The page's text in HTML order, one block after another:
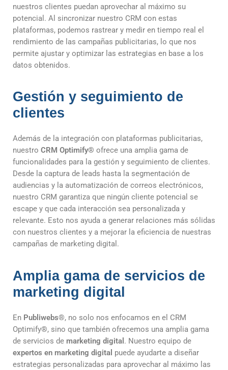
nuestros clientes puedan aprovechar al máximo su
potencial. Al sincronizar nuestro CRM con estas
plataformas, podemos rastrear y medir en tiempo real el
rendimiento de las campañas publicitarias, lo que nos
permite ajustar y optimizar las estrategias en base a los
datos obtenidos.
Gestión y seguimiento de
clientes
Además de la integración con plataformas publicitarias,
nuestro CRM Optimify® ofrece una amplia gama de
funcionalidades para la gestión y seguimiento de clientes.
Desde la captura de leads hasta la segmentación de
audiencias y la automatización de correos electrónicos,
nuestro CRM garantiza que ningún cliente potencial se
escape y que cada interacción sea personalizada y
relevante. Esto nos ayuda a generar relaciones más sólidas
con nuestros clientes y a mejorar la eficiencia de nuestras
campañas de marketing digital.
Amplia gama de servicios de
marketing digital
En Publiwebs®, no solo nos enfocamos en el CRM
Optimify®, sino que también ofrecemos una amplia gama
de servicios de marketing digital . Nuestro equipo de
expertos en marketing digital puede ayudarte a diseñar
estrategias personalizadas para aprovechar al máximo las